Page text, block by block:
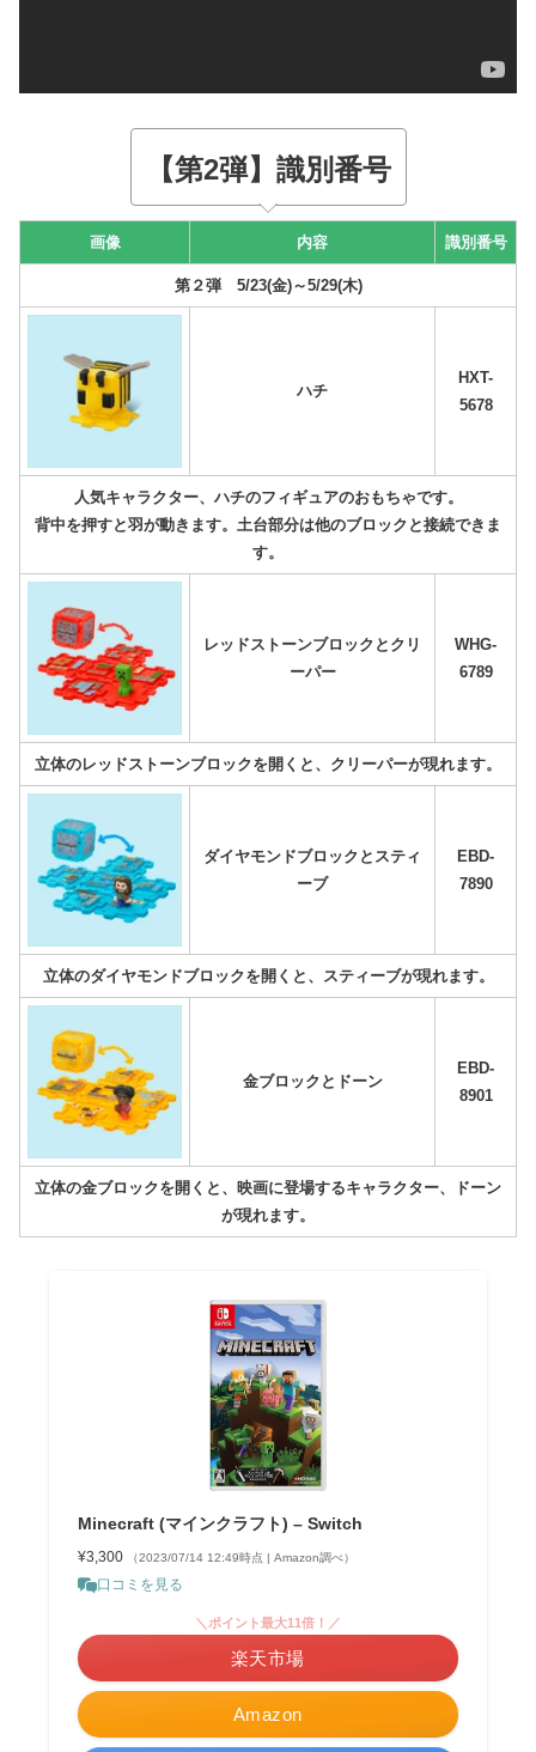
【第2弾】識別番号
画像 内容 識別番号
第２弾 5/23(金)～5/29(木)
ハチ
HXT-
5678
人気キャラクター、ハチのフィギュアのおもちゃです。
背中を押すと羽が動きます。土台部分は他のブロックと接続できま
す。
レッドストーンブロックとクリ
ーパー
WHG-
6789
立体のレッドストーンブロックを開くと、クリーパーが現れます。
ダイヤモンドブロックとスティ
ーブ
EBD-
7890
立体のダイヤモンドブロックを開くと、スティーブが現れます。
金ブロックとドーン
EBD-
8901
立体の金ブロックを開くと、映画に登場するキャラクター、ドーン
が現れます。
Minecraft (マインクラフト) – Switch
¥3,300 （2023/07/14 12:49時点 | Amazon調べ）
口コミを見る
Amazon
＼ポイント最大11倍！／
楽天市場